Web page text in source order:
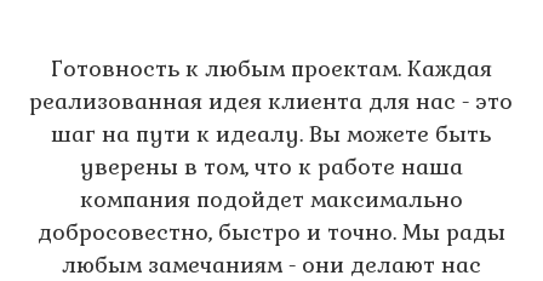
Готовность к любым проектам. Каждая
реализованная идея клиента для нас - это
шаг на пути к идеалу. Вы можете быть
уверены в том, что к работе наша
компания подойдет максимально
добросовестно, быстро и точно. Мы рады
любым замечаниям - они делают нас